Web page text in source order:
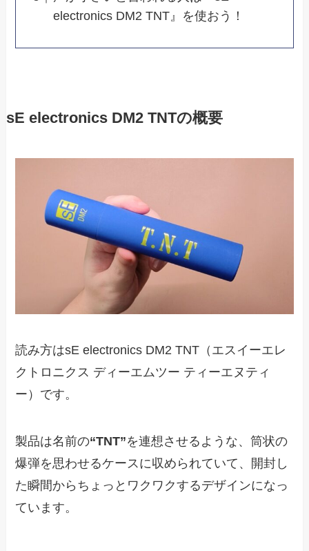
electronics DM2 TNT』を使おう！
sE electronics DM2 TNTの概要
読み方はsE electronics DM2 TNT（エスイーエレ
クトロニクス ディーエムツー ティーエヌティ
ー）です。
製品は名前の“TNT”を連想させるような、筒状の
爆弾を思わせるケースに収められていて、開封し
た瞬間からちょっとワクワクするデザインになっ
ています。